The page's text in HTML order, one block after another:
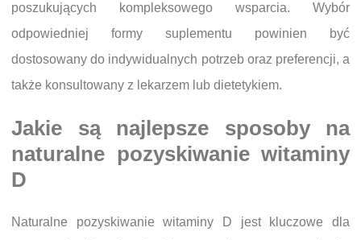
poszukujących kompleksowego wsparcia. Wybór
odpowiedniej formy suplementu powinien być
dostosowany do indywidualnych potrzeb oraz preferencji, a
także konsultowany z lekarzem lub dietetykiem.
Jakie są najlepsze sposoby na
naturalne pozyskiwanie witaminy
D
Naturalne pozyskiwanie witaminy D jest kluczowe dla